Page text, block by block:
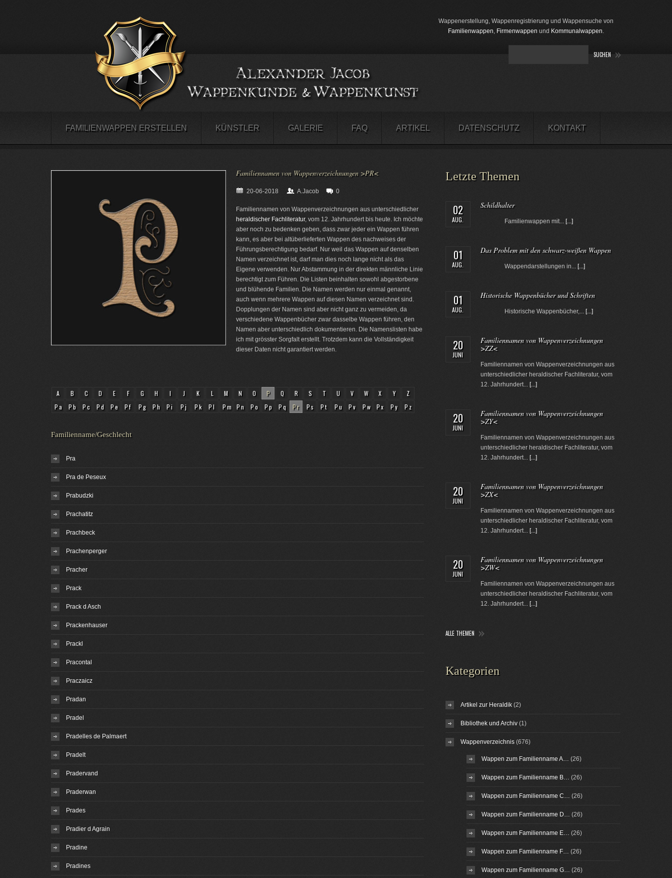
Wappenerstellung, Wappenregistrierung und Wappensuche von
Familienwappen, Firmenwappen und Kommunalwappen.
FAMILIENWAPPEN ERSTELLEN KÜNSTLER GALERIE FAQ ARTIKEL DATENSCHUTZ KONTAKT
Familiennamen von Wappenverzeichnungen >PR<
20-06-2018 A.Jacob 0
Familiennamen von Wappenverzeichnungen aus unterschiedlicher
heraldischer Fachliteratur, vom 12. Jahrhundert bis heute. Ich möchte
aber noch zu bedenken geben, dass zwar jeder ein Wappen führen
kann, es aber bei altüberlieferten Wappen des nachweises der
Führungsberechtigung bedarf. Nur weil das Wappen auf denselben
Namen verzeichnet ist, darf man dies noch lange nicht als das
Eigene verwenden. Nur Abstammung in der direkten männliche Linie
berechtigt zum Führen. Die Listen beinhalten sowohl abgestorbene
und blühende Familien. Die Namen werden nur einmal genannt,
auch wenn mehrere Wappen auf diesen Namen verzeichnet sind.
Dopplungen der Namen sind aber nicht ganz zu vermeiden, da
verschiedene Wappenbücher zwar dasselbe Wappen führen, den
Namen aber unterschiedlich dokumentieren. Die Namenslisten habe
ich mit grösster Sorgfalt erstellt. Trotzdem kann die Vollständigkeit
dieser Daten nicht garantiert werden.
A B C D E F G H I J K L M N O P Q R S T U V W X Y
Z
Pa
Pb Pc Pd Pe Pf Pg Ph Pi Pj Pk Pl Pm Pn Po Pp Pq Pr Ps Pt Pu Pv Pw Px Py Pz
Familienname/Geschlecht
Pra
Pra de Peseux
Prabudzki
Prachatitz
Prachbeck
Prachenperger
Pracher
Prack
Prack d Asch
Prackenhauser
Prackl
Pracontal
Praczaicz
Pradan
Pradel
Pradelles de Palmaert
Pradelt
Pradervand
Praderwan
Prades
Pradier d Agrain
Pradine
Pradines
Letzte Themen
02
AUG.
Schildhalter
Familienwappen mit... [...]
01
AUG.
Das Problem mit den schwarz-weißen Wappen
Wappendarstellungen in... [...]
01
AUG.
Historische Wappenbücher und Schriften
Historische Wappenbücher,... [...]
20
JUNI
Familiennamen von Wappenverzeichnungen
>ZZ<
Familiennamen von Wappenverzeichnungen aus
unterschiedlicher heraldischer Fachliteratur, vom
12. Jahrhundert... [...]
20
JUNI
Familiennamen von Wappenverzeichnungen
>ZY<
Familiennamen von Wappenverzeichnungen aus
unterschiedlicher heraldischer Fachliteratur, vom
12. Jahrhundert... [...]
20
JUNI
Familiennamen von Wappenverzeichnungen
>ZX<
Familiennamen von Wappenverzeichnungen aus
unterschiedlicher heraldischer Fachliteratur, vom
12. Jahrhundert... [...]
20
JUNI
Familiennamen von Wappenverzeichnungen
>ZW<
Familiennamen von Wappenverzeichnungen aus
unterschiedlicher heraldischer Fachliteratur, vom
12. Jahrhundert... [...]
ALLE THEMEN
Kategorien
Artikel zur Heraldik(2)
Bibliothek und Archiv(1)
Wappenverzeichnis(676)
Wappen zum Familienname A… (26)
Wappen zum Familienname B… (26)
Wappen zum Familienname C… (26)
Wappen zum Familienname D… (26)
Wappen zum Familienname E… (26)
Wappen zum Familienname F… (26)
Wappen zum Familienname G… (26)